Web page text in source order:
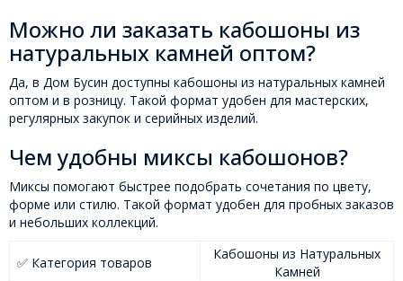
Можно ли заказать кабошоны из
натуральных камней оптом?
Да, в Дом Бусин доступны кабошоны из натуральных камней
оптом и в розницу. Такой формат удобен для мастерских,
регулярных закупок и серийных изделий.
Чем удобны миксы кабошонов?
Миксы помогают быстрее подобрать сочетания по цвету,
форме или стилю. Такой формат удобен для пробных заказов
и небольших коллекций.
✅ Категория товаров
Кабошоны из Натуральных
Камней